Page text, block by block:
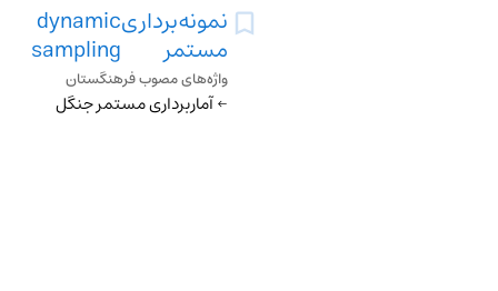
نمونه‌برداری
مستمر
dynamic
sampling
واژه‌های مصوب فرهنگستان
← آماربرداری مستمر جنگل